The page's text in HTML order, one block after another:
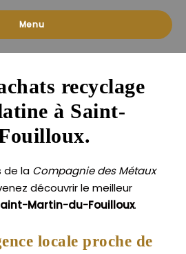
Menu
recyclage
à Saint-
de la Compagnie des Métaux
découvrir le meilleur
Martin-du-Fouilloux.
locale proche de